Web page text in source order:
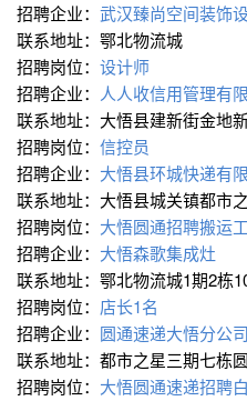
招聘企业： 武汉臻尚空间装饰
联系地址：鄂北物流城
招聘岗位： 设计师
招聘企业： 人人收信用管理有
联系地址：大悟县建新街金地
招聘岗位： 信控员
招聘企业： 大悟县环城快递有
联系地址：大悟县城关镇都市
招聘岗位： 大悟圆通招聘搬运工
招聘企业： 大悟森歌集成灶
联系地址：鄂北物流城1期2栋
招聘岗位： 店长1名
招聘企业： 圆通速递大悟分公司
联系地址：都市之星三期七栋
招聘岗位： 大悟圆通速递招聘